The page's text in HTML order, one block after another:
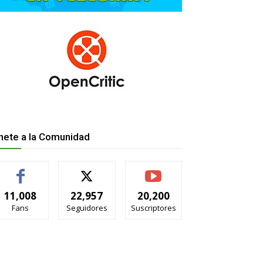
a la Comunidad
11,008
Fans
22,957
Seguidores
20,200
Suscriptores